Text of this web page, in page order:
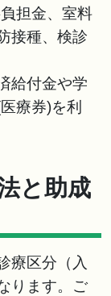
担金、室料
接種、検診
給付金や学
療券)を利
と助成
療区分（入
ります。ご